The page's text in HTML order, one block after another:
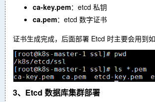
ca-key.pem：etcd 私钥
ca.pem：etcd 数字证书
证书生成完成，后面部署 Etcd 时主要会用到如
3、Etcd 数据库集群部署